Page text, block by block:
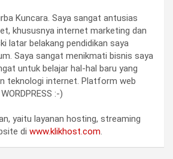
Kuncara. Saya sangat antusias
khususnya internet marketing dan
latar belakang pendidikan saya
Saya sangat menikmati bisnis saya
untuk belajar hal-hal baru yang
teknologi internet. Platform web
:-)
yaitu layanan hosting, streaming
di www.klikhost.com.